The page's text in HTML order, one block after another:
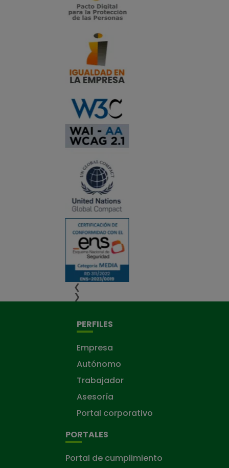
❮
❯
PERFILES
Empresa
Autónomo
Trabajador
Asesoría
Portal corporativo
PORTALES
Portal de cumplimiento